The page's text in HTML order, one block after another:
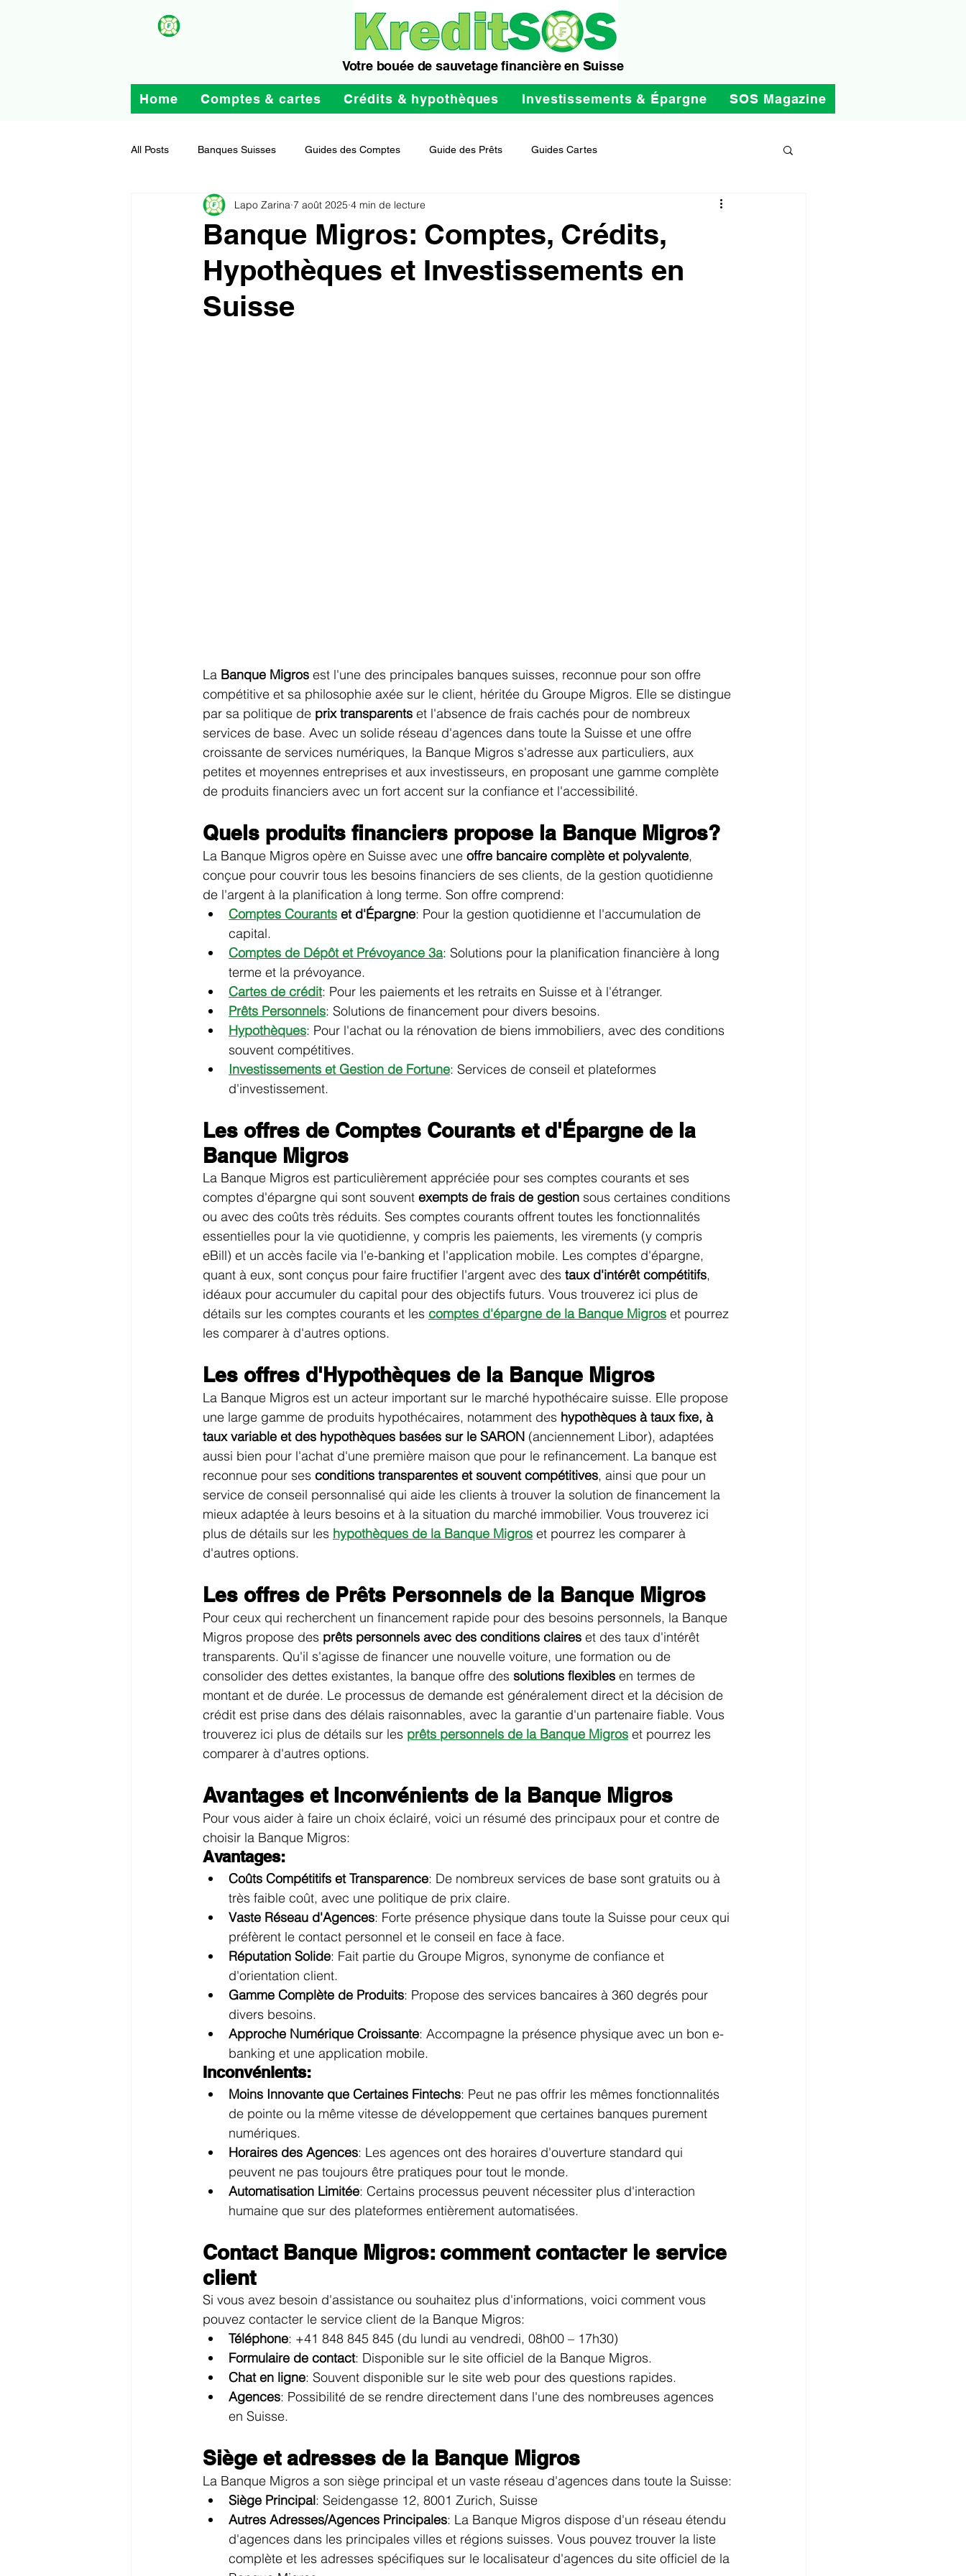
Votre bouée de sauvetage financière en Suisse
Home Comptes & cartes Crédits & hypothèques Investissements & Épargne SOS Magazine
All Posts Banques Suisses Guides des Comptes Guide des Prêts Guides Cartes
Banque Migros: Comptes, Crédits,
Hypothèques et Investissements en
Suisse
Lapo Zarina 7 août 2025 4 min de lecture
La Banque Migros est l'une des principales banques suisses, reconnue pour son offre
compétitive et sa philosophie axée sur le client, héritée du Groupe Migros. Elle se distingue
par sa politique de prix transparents et l'absence de frais cachés pour de nombreux
services de base. Avec un solide réseau d'agences dans toute la Suisse et une offre
croissante de services numériques, la Banque Migros s'adresse aux particuliers, aux
petites et moyennes entreprises et aux investisseurs, en proposant une gamme complète
de produits financiers avec un fort accent sur la confiance et l'accessibilité.
Quels produits financiers propose la Banque Migros?
La Banque Migros opère en Suisse avec une offre bancaire complète et polyvalente,
conçue pour couvrir tous les besoins financiers de ses clients, de la gestion quotidienne
de l'argent à la planification à long terme. Son offre comprend:
Comptes Courants et d'Épargne: Pour la gestion quotidienne et l'accumulation de
capital.
Comptes de Dépôt et Prévoyance 3a: Solutions pour la planification financière à long
terme et la prévoyance.
Cartes de crédit: Pour les paiements et les retraits en Suisse et à l'étranger.
Prêts Personnels: Solutions de financement pour divers besoins.
Hypothèques: Pour l'achat ou la rénovation de biens immobiliers, avec des conditions
souvent compétitives.
Investissements et Gestion de Fortune: Services de conseil et plateformes
d'investissement.
Les offres de Comptes Courants et d'Épargne de la
Banque Migros
La Banque Migros est particulièrement appréciée pour ses comptes courants et ses
comptes d'épargne qui sont souvent exempts de frais de gestion sous certaines conditions
ou avec des coûts très réduits. Ses comptes courants offrent toutes les fonctionnalités
essentielles pour la vie quotidienne, y compris les paiements, les virements (y compris
eBill) et un accès facile via l'e-banking et l'application mobile. Les comptes d'épargne,
quant à eux, sont conçus pour faire fructifier l'argent avec des taux d'intérêt compétitifs,
idéaux pour accumuler du capital pour des objectifs futurs. Vous trouverez ici plus de
détails sur les comptes courants et les comptes d'épargne de la Banque Migros et pourrez
les comparer à d'autres options.
Les offres d'Hypothèques de la Banque Migros
La Banque Migros est un acteur important sur le marché hypothécaire suisse. Elle propose
une large gamme de produits hypothécaires, notamment des hypothèques à taux fixe, à
taux variable et des hypothèques basées sur le SARON (anciennement Libor), adaptées
aussi bien pour l'achat d'une première maison que pour le refinancement. La banque est
reconnue pour ses conditions transparentes et souvent compétitives, ainsi que pour un
service de conseil personnalisé qui aide les clients à trouver la solution de financement la
mieux adaptée à leurs besoins et à la situation du marché immobilier. Vous trouverez ici
plus de détails sur les hypothèques de la Banque Migros et pourrez les comparer à
d'autres options.
Les offres de Prêts Personnels de la Banque Migros
Pour ceux qui recherchent un financement rapide pour des besoins personnels, la Banque
Migros propose des prêts personnels avec des conditions claires et des taux d'intérêt
transparents. Qu'il s'agisse de financer une nouvelle voiture, une formation ou de
consolider des dettes existantes, la banque offre des solutions flexibles en termes de
montant et de durée. Le processus de demande est généralement direct et la décision de
crédit est prise dans des délais raisonnables, avec la garantie d'un partenaire fiable. Vous
trouverez ici plus de détails sur les prêts personnels de la Banque Migros et pourrez les
comparer à d'autres options.
Avantages et Inconvénients de la Banque Migros
Pour vous aider à faire un choix éclairé, voici un résumé des principaux pour et contre de
choisir la Banque Migros:
Avantages:
Coûts Compétitifs et Transparence: De nombreux services de base sont gratuits ou à
très faible coût, avec une politique de prix claire.
Vaste Réseau d'Agences: Forte présence physique dans toute la Suisse pour ceux qui
préfèrent le contact personnel et le conseil en face à face.
Réputation Solide: Fait partie du Groupe Migros, synonyme de confiance et
d'orientation client.
Gamme Complète de Produits: Propose des services bancaires à 360 degrés pour
divers besoins.
Approche Numérique Croissante: Accompagne la présence physique avec un bon e-
banking et une application mobile.
Inconvénients:
Moins Innovante que Certaines Fintechs: Peut ne pas offrir les mêmes fonctionnalités
de pointe ou la même vitesse de développement que certaines banques purement
numériques.
Horaires des Agences: Les agences ont des horaires d'ouverture standard qui
peuvent ne pas toujours être pratiques pour tout le monde.
Automatisation Limitée: Certains processus peuvent nécessiter plus d'interaction
humaine que sur des plateformes entièrement automatisées.
Contact Banque Migros: comment contacter le service
client
Si vous avez besoin d'assistance ou souhaitez plus d'informations, voici comment vous
pouvez contacter le service client de la Banque Migros:
Téléphone: +41 848 845 845 (du lundi au vendredi, 08h00 – 17h30)
Formulaire de contact: Disponible sur le site officiel de la Banque Migros.
Chat en ligne: Souvent disponible sur le site web pour des questions rapides.
Agences: Possibilité de se rendre directement dans l'une des nombreuses agences
en Suisse.
Siège et adresses de la Banque Migros
La Banque Migros a son siège principal et un vaste réseau d'agences dans toute la Suisse:
Siège Principal: Seidengasse 12, 8001 Zurich, Suisse
Autres Adresses/Agences Principales: La Banque Migros dispose d'un réseau étendu
d'agences dans les principales villes et régions suisses. Vous pouvez trouver la liste
complète et les adresses spécifiques sur le localisateur d'agences du site officiel de la